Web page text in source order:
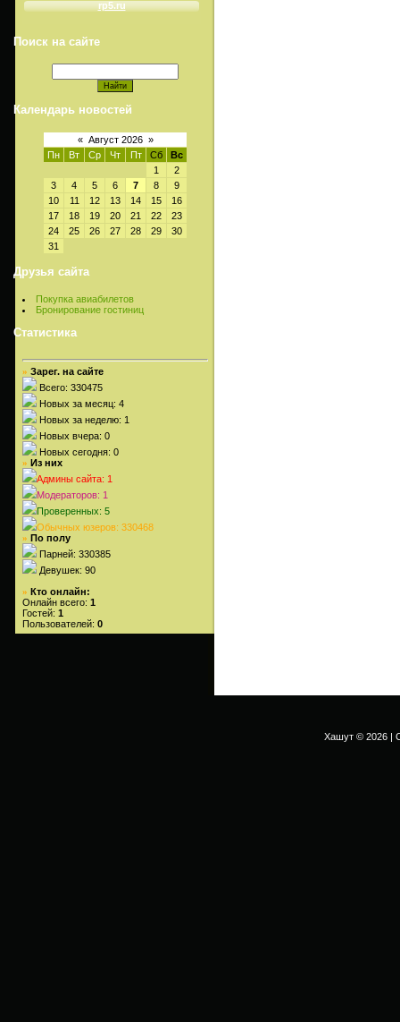
Поиск на сайте
Календарь новостей
« Август 2026 »
Пн
Вт Ср Чт Пт Сб
Вс
1
2
3
4 5 6 7 8
9
10
11 12 13 14 15
16
17
18 19 20 21 22
23
24
25 26 27 28 29
30
31
Друзья сайта
Покупка авиабилетов
Бронирование гостиниц
Статистика
» Зарег. на сайте
Всего: 330475
Новых за месяц: 4
Новых за неделю: 1
Новых вчера: 0
Новых сегодня: 0
» Из них
Админы сайта: 1
Модераторов: 1
Проверенных: 5
Обычных юзеров: 330468
» По полу
Парней: 330385
Девушек: 90
» Кто онлайн:
Онлайн всего: 1
Гостей: 1
Пользователей: 0
Хашут © 2026 |